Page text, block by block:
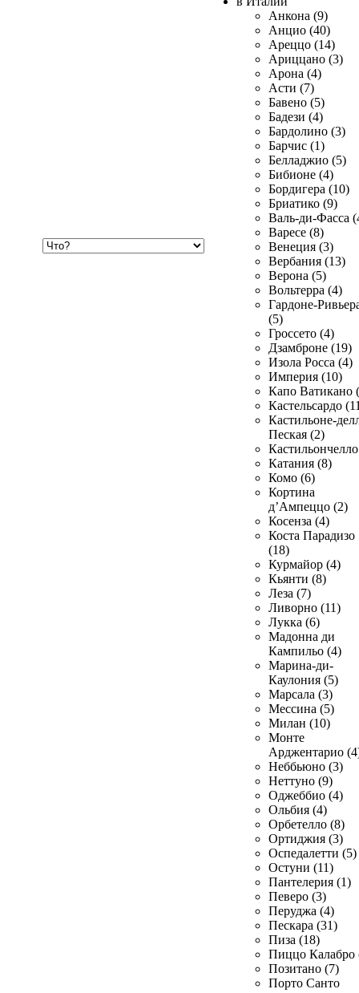
Анкона (9)
Анцио (40)
Ареццо (14)
Ариццано (3)
Арона (4)
Асти (7)
Бавено (5)
Бадези (4)
Бардолино (3)
Барчис (1)
Белладжио (5)
Бибионе (4)
Бордигера (10)
Бриатико (9)
Валь-ди-Фасса
Варесе (8)
Венеция (3)
Вербания (13)
Верона (5)
Вольтерра (4)
Гардоне-
(5)
Гроссето (4)
Дзамброне (19)
Изола Росса (4)
Империя (10)
Капо Ватикано
Кастельсардо
Кастильоне-
Пеская (2)
Катания (8)
Комо (6)
Кортина
д’Ампеццо (2)
Косенза (4)
Коста Парадизо
(18)
Курмайор (4)
Кьянти (8)
Леза (7)
Ливорно (11)
Лукка (6)
Мадонна ди
Кампильо (4)
Марина-ди-
Каулония (5)
Марсала (3)
Мессина (5)
Милан (10)
Монте
Арджентарио
Неббьюно (3)
Неттуно (9)
Оджеббио (4)
Ольбия (4)
Орбетелло (8)
Ортиджия (3)
Оспедалетти (5)
Остуни (11)
Пантелерия (1)
Певеро (3)
Перуджа (4)
Пескара (31)
Пиза (18)
Пиццо Калабро
Позитано (7)
Порто Санто